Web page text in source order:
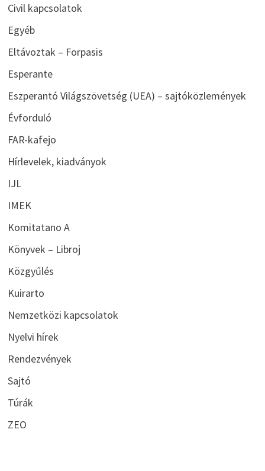
Civil kapcsolatok
Egyéb
Eltávoztak – Forpasis
Esperante
Eszperantó Világszövetség (UEA) – sajtóközlemények
Évforduló
FAR-kafejo
Hírlevelek, kiadványok
IJL
IMEK
Komitatano A
Könyvek – Libroj
Közgyűlés
Kuirarto
Nemzetközi kapcsolatok
Nyelvi hírek
Rendezvények
Sajtó
Túrák
ZEO